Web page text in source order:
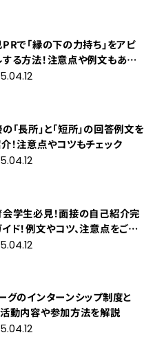
で「縁の下の力持ち」をアピ
る方法！注意点や例文もあわ
紹介
「長所」と「短所」の回答例文を
！注意点やコツもチェック
学生必見！面接の自己紹介完
ド！例文やコツ、注意点をご紹
グのインターンシップ制度と
活動内容や参加方法を解説